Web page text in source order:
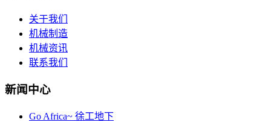
关于我们
机械制造
机械资讯
联系我们
新闻中心
Go Africa~ 徐工地下